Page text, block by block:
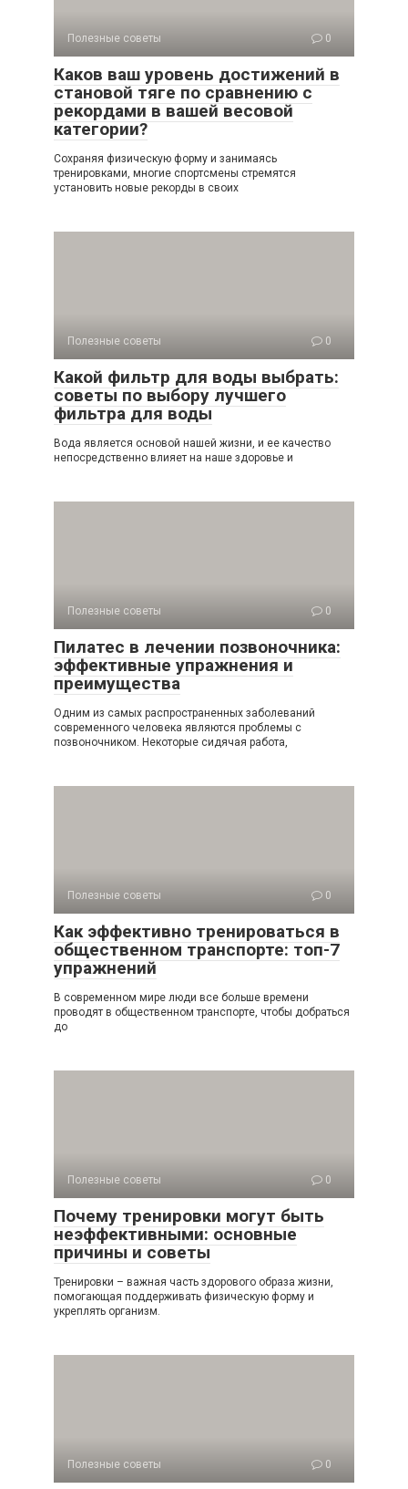
Полезные советы 0
Каков ваш уровень достижений в
становой тяге по сравнению с
рекордами в вашей весовой
категории?
Сохраняя физическую форму и занимаясь
тренировками, многие спортсмены стремятся
установить новые рекорды в своих
Полезные советы 0
Какой фильтр для воды выбрать:
советы по выбору лучшего
фильтра для воды
Вода является основой нашей жизни, и ее качество
непосредственно влияет на наше здоровье и
Полезные советы 0
Пилатес в лечении позвоночника:
эффективные упражнения и
преимущества
Одним из самых распространенных заболеваний
современного человека являются проблемы с
позвоночником. Некоторые сидячая работа,
Полезные советы 0
Как эффективно тренироваться в
общественном транспорте: топ-7
упражнений
В современном мире люди все больше времени
проводят в общественном транспорте, чтобы добраться
до
Полезные советы 0
Почему тренировки могут быть
неэффективными: основные
причины и советы
Тренировки – важная часть здорового образа жизни,
помогающая поддерживать физическую форму и
укреплять организм.
Полезные советы 0